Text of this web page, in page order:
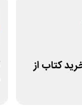
25% خرید کتاب از